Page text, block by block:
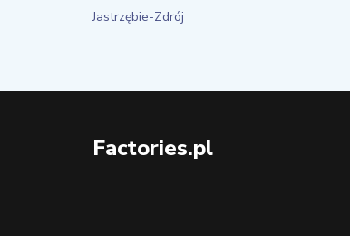
Jastrzębie-Zdrój
Factories.pl